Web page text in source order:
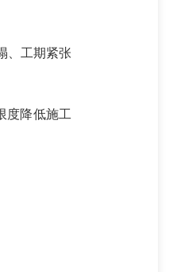
、工期紧张
度降低施工